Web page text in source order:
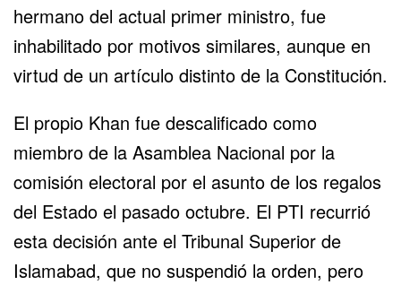
hermano del actual primer ministro, fue
inhabilitado por motivos similares, aunque en
virtud de un artículo distinto de la Constitución.
El propio Khan fue descalificado como
miembro de la Asamblea Nacional por la
comisión electoral por el asunto de los regalos
del Estado el pasado octubre. El PTI recurrió
esta decisión ante el Tribunal Superior de
Islamabad, que no suspendió la orden, pero